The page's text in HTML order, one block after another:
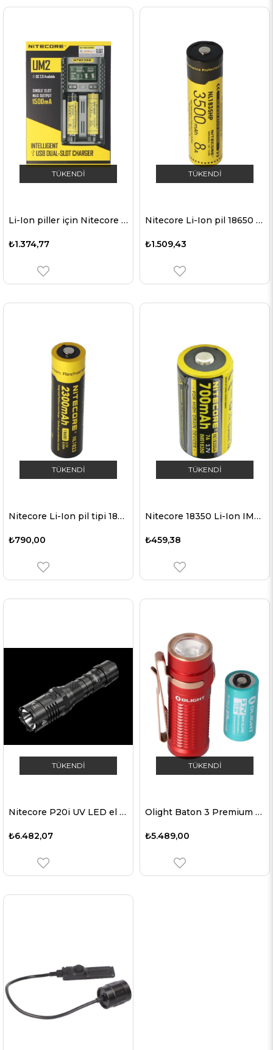
TÜKENDI
Li-Ion piller için Nitecore UM2 USB şarj cihazı QC 2.0 uyumlu
₺1.374,77
TÜKENDI
Nitecore Li-Ion pil 18650 3500mAh NL1835HP, yaklaşık boyutlar 69,4 x 18,3 mm
₺1.509,43
TÜKENDI
Nitecore Li-Ion pil tipi 18650 - 2300mAh - NL1823
₺790,00
TÜKENDI
Nitecore 18350 Li-Ion IMR batarya
₺459,38
TÜKENDI
Nitecore P20i UV LED el feneri, 4x UV LED, adli tıp, değerlendirme, belge kontrolü, para birimi tanıma, 21700 Li-Ion pil tipi NL2140i 4000mAh
₺6.482,07
TÜKENDI
Olight Baton 3 Premium Edition, kırmızı şarj kılıflı LED el feneri Baton 3, pil ve Baton 3 kırmızı şarj kılıfı dahil kablosuz şarj
₺5.489,00